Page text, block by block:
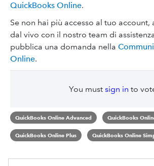
QuickBooks Online.
Se non hai più accesso al tuo account,
dal vivo con il nostro team di
pubblica una domanda nella
Online.
You must sign in to
QuickBooks Online Advanced QuickBooks
QuickBooks Online Plus QuickBooks Online